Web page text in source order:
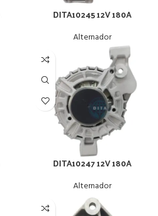
DITA10245 12V 180A
Alternador
DITA10247 12V 180A
Alternador